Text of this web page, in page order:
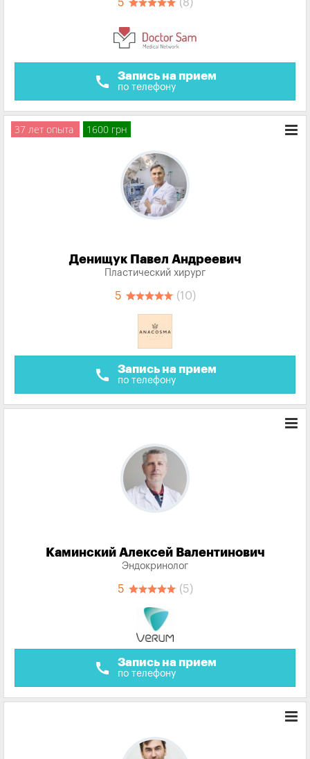
5 (8)
call Запись на прием
по телефону
37 лет опыта 1600 грн
Денищук Павел Андреевич
Пластический хирург
5 (10)
call Запись на прием
по телефону
Каминский Алексей Валентинович
Эндокринолог
5 (5)
call Запись на прием
по телефону